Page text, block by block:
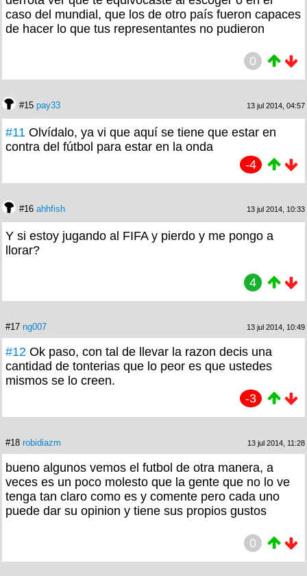
caso del mundial, que los de otro país fueron capaces
de hacer lo que tus representantes no pudieron
0
#15 pay33 13 jul 2014, 04:57
#11 Olvídalo, ya vi que aquí se tiene que estar en
contra del fútbol para estar en la onda
-4
#16 ahhfish 13 jul 2014, 10:33
Y si estoy jugando al FIFA y pierdo y me pongo a
llorar?
4
#17 ng007 13 jul 2014, 10:49
#12 Ok paso, con tal de llevar la razon decis una
cantidad de tonterias que lo peor es que ustedes
mismos se lo creen.
-3
#18 robidiazm 13 jul 2014, 11:28
bueno algunos vemos el futbol de otra manera, a
veces es un poco molesto que la gente que no lo ve
tenga tan claro como es y comente pero cada uno
puede dar su opinion y tiene sus propios gustos
0